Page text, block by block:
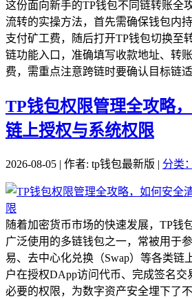
这份面向新手的TP钱包不同链转账全
流转的实操方法，首先需确保钱包内
支付矿工费，随后打开TP钱包切换至
链功能入口，准确填写收款地址、转
费，需重点注意跨链时要确认目标链
TP钱包权限管理全攻略
链上授权与系统权限
2026-08-05 | 作者: tp钱包最新版 | 分类
随着加密货币市场的快速发展，TP钱
广泛使用的多链钱包之一，常被用于
易、去中心化兑换（Swap）等各类链
户在授权DApp访问代币、完成签名
必要的权限，为数字资产安全埋下了